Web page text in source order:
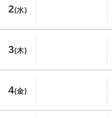
2(水)
3(木)
4(金)